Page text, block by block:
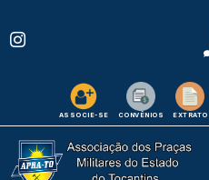
ASSOCIE-SE CONVÊNIOS EXTRATO